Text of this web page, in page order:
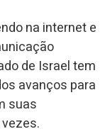
na internet e
de Israel tem
avanços para
suas